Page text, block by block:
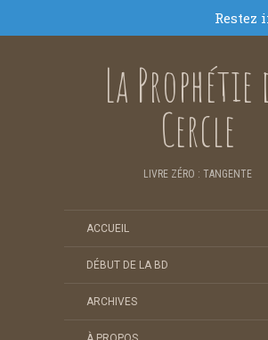
La Prophétie
Cercle
LIVRE ZÉRO : TANGENTE
ACCUEIL
DÉBUT DE LA BD
ARCHIVES